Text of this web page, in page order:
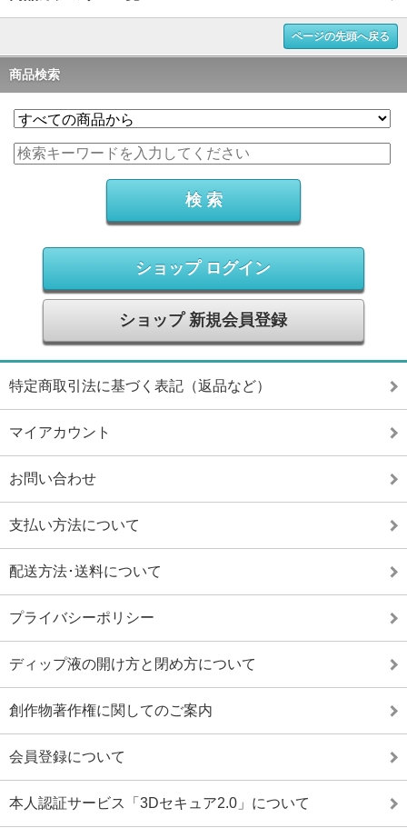
ページの先頭へ戻る
商品検索
ショップ ログイン
ショップ 新規会員登録
特定商取引法に基づく表記（返品など）
マイアカウント
お問い合わせ
支払い方法について
配送方法･送料について
プライバシーポリシー
ディップ液の開け方と閉め方について
創作物著作権に関してのご案内
会員登録について
本人認証サービス「3Dセキュア2.0」について